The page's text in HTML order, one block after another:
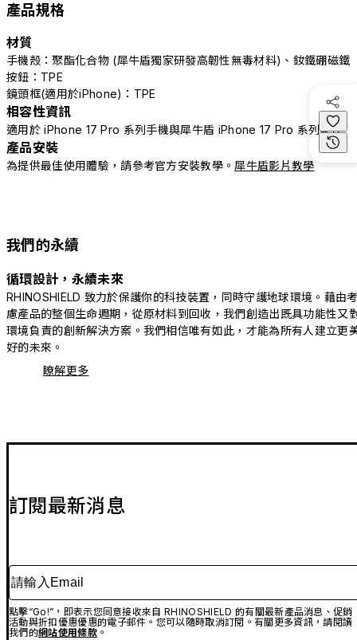
產品規格
材質
手機殼：聚酯化合物 (犀牛盾獨家研發高韌性無毒材料)、釹鐵硼磁鐵
按鈕：TPE
鏡頭框(適用於iPhone)：TPE
相容性資訊
適用於 iPhone 17 Pro 系列手機與犀牛盾 iPhone 17 Pro 系列配件
產品安裝
為提供最佳使用體驗，請參考官方安裝教學。 犀牛盾影片教學
我們的永續
循環設計，永續未來
RHINOSHIELD 致力於保護你的科技裝置，同時守護地球環境。藉由
慮產品的整個生命週期，從原材料到回收，我們創造出既具功能性又
環境負責的創新解決方案。我們相信唯有如此，才能為所有人建立更
好的未來。
瞭解更多
訂閱最新消息
請輸入Email
點擊“Go!”，即表示您同意接收來自 RHINOSHIELD 的有關最新產品消息、促銷
活動與折扣優惠優惠的電子郵件。您可以隨時取消訂閱。有關更多資訊，請閱讀
我們的網站使用條款。